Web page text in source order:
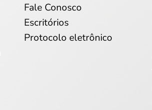
Fale Conosco
Escritórios
Protocolo eletrônico